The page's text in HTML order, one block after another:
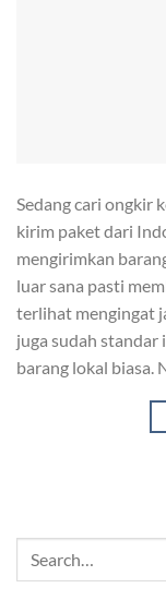
Sedang cari ongkir
kirim paket dari
mengirimkan
luar sana pasti
terlihat mengingat
juga sudah
barang lokal biasa.